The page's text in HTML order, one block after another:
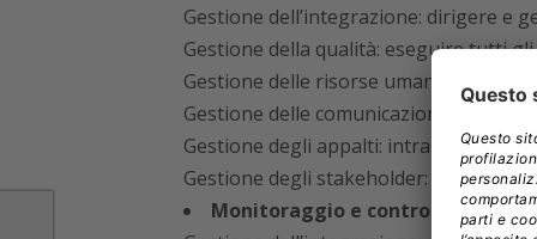
Gestione dell’integrazione: dirigere e
Gestione della qualità: eseguire tutti
Gestione delle risorse umane:
Gestione delle comunicazioni:
Gestione degli appalti: intraprendere
Gestione degli stakeholder: gestire
Monitoraggio e controllo